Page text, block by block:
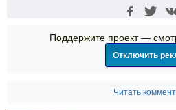
Поддержите проект —
Отключить
Читать